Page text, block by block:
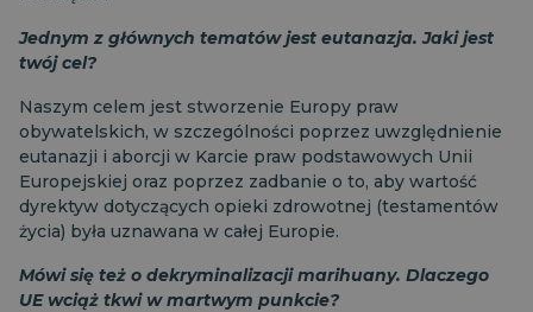
Jednym z głównych tematów jest eutanazja. Jaki jest
twój cel?
Naszym celem jest stworzenie Europy praw
obywatelskich, w szczególności poprzez uwzględnienie
eutanazji i aborcji w Karcie praw podstawowych Unii
Europejskiej oraz poprzez zadbanie o to, aby wartość
dyrektyw dotyczących opieki zdrowotnej (testamentów
życia) była uznawana w całej Europie.
Mówi się też o dekryminalizacji marihuany. Dlaczego
UE wciąż tkwi w martwym punkcie?